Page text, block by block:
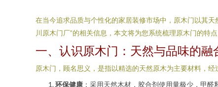
在当今追求品质与个性化的家居装修市场中，原木门以其
川原木门厂”的相关信息，本文将为您系统梳理原木门的特
一、认识原木门：天然与品味的融
原木门，顾名思义，是指以精选的天然原木为主要材料，
环保健康 ：采用天然木材，胶合剂使用量极少，甲醛